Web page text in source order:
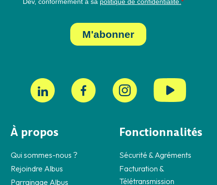
À propos
Qui sommes-nous ?
Rejoindre Albus
Parrainage Albus
Fonctionnalités
Sécurité & Agréments
Facturation &
Télétransmission